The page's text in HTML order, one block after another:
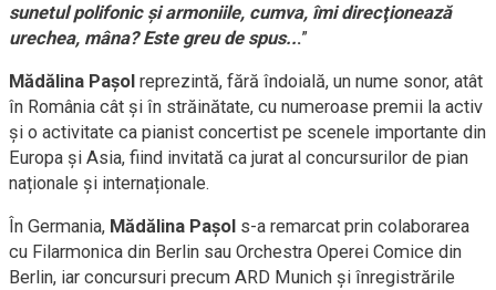
sunetul polifonic și armoniile, cumva, îmi direcţionează
urechea, mâna? Este greu de spus...”
Mădălina Pașol reprezintă, fără îndoială, un nume sonor, atât
în România cât și în străinătate, cu numeroase premii la activ
și o activitate ca pianist concertist pe scenele importante din
Europa și Asia, fiind invitată ca jurat al concursurilor de pian
naționale și internaționale.
În Germania, Mădălina Pașol s-a remarcat prin colaborarea
cu Filarmonica din Berlin sau Orchestra Operei Comice din
Berlin, iar concursuri precum ARD Munich și înregistrările